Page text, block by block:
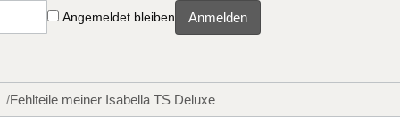
Angemeldet bleiben Anmelden
Fehlteile meiner Isabella TS Deluxe